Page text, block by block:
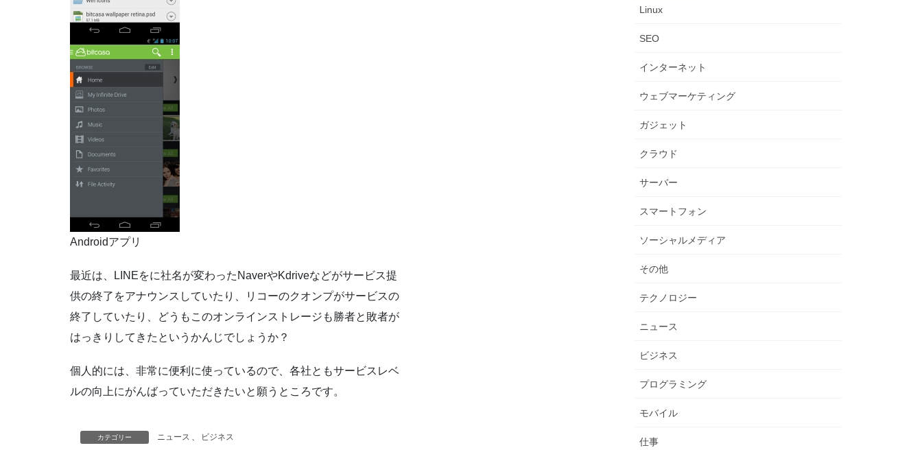
Androidアプリ
最近は、LINEをに社名が変わったNaverやKdriveなどがサービス提
供の終了をアナウンスしていたり、リコーのクオンプがサービスの
終了していたり、どうもこのオンラインストレージも勝者と敗者が
はっきりしてきたというかんじでしょうか？
個人的には、非常に便利に使っているので、各社ともサービスレベ
ルの向上にがんばっていただきたいと願うところです。
カテゴリー ニュース ビジネス
Linux
SEO
インターネット
ウェブマーケティング
ガジェット
クラウド
サーバー
スマートフォン
ソーシャルメディア
その他
テクノロジー
ニュース
ビジネス
プログラミング
モバイル
仕事